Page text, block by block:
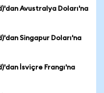
Avustralya Doları'na
Singapur Doları'na
İsviçre Frangı'na